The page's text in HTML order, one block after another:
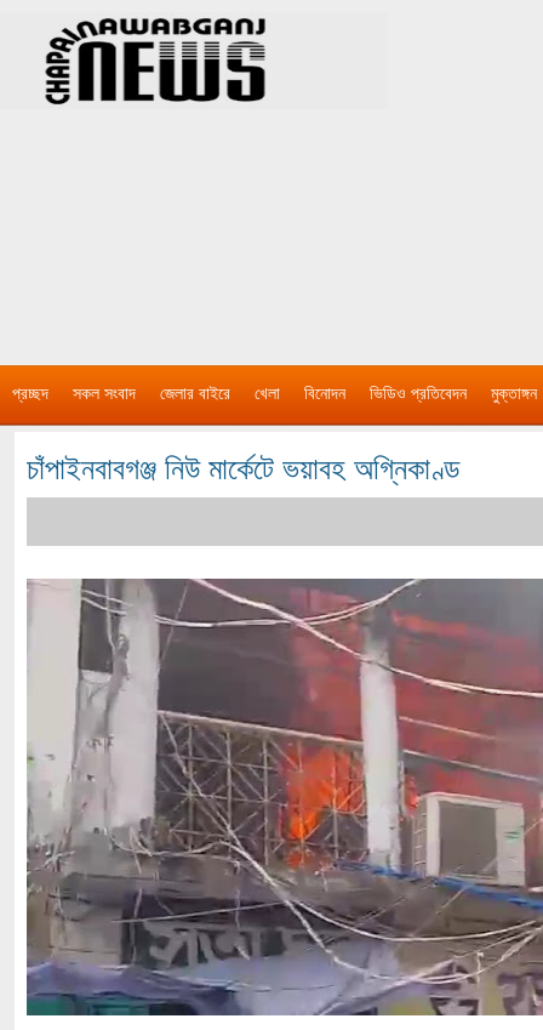
প্রচ্ছদ সকল সংবাদ জেলার বাইরে খেলা বিনোদন ভিডিও প্রতিবেদন মুক্তাঙ্গন
চাঁপাইনবাবগঞ্জ নিউ মার্কেটে ভয়াবহ অগ্নিকাণ্ড